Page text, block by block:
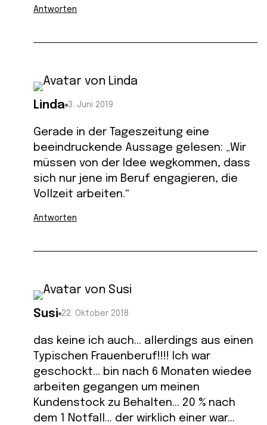
Antworten
Linda 3. Juni 2019
Gerade in der Tageszeitung eine
beeindruckende Aussage gelesen: „Wir
müssen von der Idee wegkommen, dass
sich nur jene im Beruf engagieren, die
Vollzeit arbeiten.“
Antworten
Susi 22. Oktober 2018
das keine ich auch… allerdings aus einen
Typischen Frauenberuf!!!! Ich war
geschockt… bin nach 6 Monaten wiedee
arbeiten gegangen um meinen
Kundenstock zu Behalten… 20 % nach
dem 1 Notfall… der wirklich einer war…